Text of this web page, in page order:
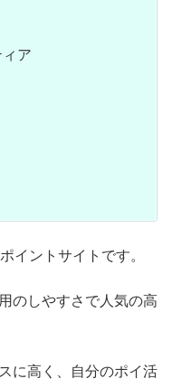
ア
イントサイトです。
のしやすさで人気の高
に高く、自分のポイ活